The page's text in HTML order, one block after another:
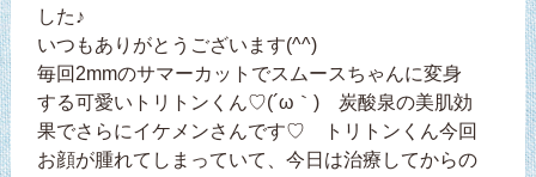
した♪
いつもありがとうございます(^^)
毎回2mmのサマーカットでスムースちゃんに変身
する可愛いトリトンくん♡(´ω｀) 炭酸泉の美肌効
果でさらにイケメンさんです♡ トリトンくん今回
お顔が腫れてしまっていて、今日は治療してからの